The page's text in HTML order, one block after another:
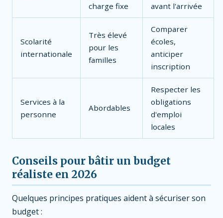
charge fixe
avant l'arrivée
Scolarité
internationale
Très élevé
pour les
familles
Comparer
écoles,
anticiper
inscription
Services à la
personne
Abordables
Respecter les
obligations
d'emploi
locales
Conseils pour bâtir un budget
réaliste en 2026
Quelques principes pratiques aident à sécuriser son
budget :